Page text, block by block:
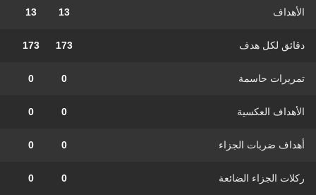
الأهداف 13
13
دقائق لكل هدف 173
173
تمريرات حاسمة 0
0
الأهداف العكسية 0
0
أهداف ضربات الجزاء 0
0
ركلات الجزاء الضائعة 0
0